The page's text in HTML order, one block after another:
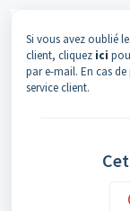
Si vous avez oublié
client, cliquez ici
par e-mail. En cas
service client.